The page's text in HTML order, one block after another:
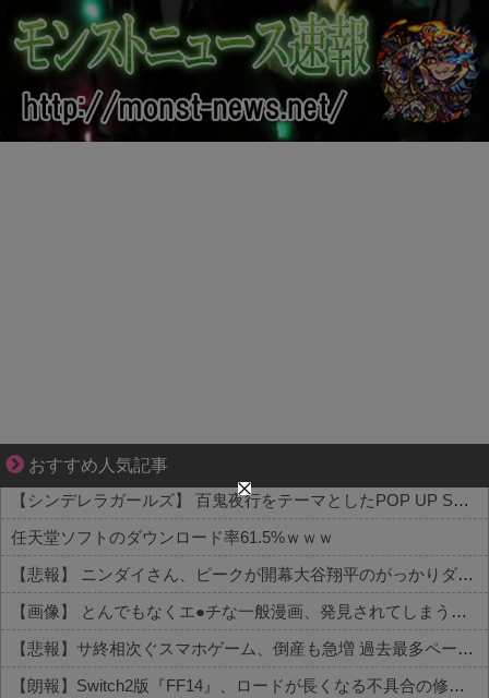
おすすめ人気記事
爽やか青年に忍び寄るストーカー疑惑
【シンデレラガールズ】 百鬼夜行をテーマとしたPOP UP SHOPが東京・大阪にて開催
任天堂ソフトのダウンロード率61.5%ｗｗｗ
【悲報】 ニンダイさん、ピークが開幕大谷翔平のがっかりダイレクトだったと言われてしまう
【画像】 とんでもなくエ●チな一般漫画、発見されてしまう【セッ○ス描写あり】
【悲報】サ終相次ぐスマホゲーム、倒産も急増 過去最多ペースで推移
【朗報】Switch2版『FF14』、ロードが長くなる不具合の修正パッチを本日配信